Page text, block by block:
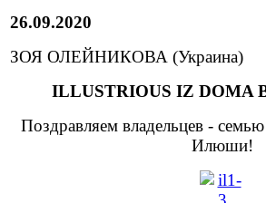
26.09.2020
ЗОЯ ОЛЕЙНИКОВА (Украина)
ILLUSTRIOUS IZ DOMA
Поздравляем владельцев -
Илюши!